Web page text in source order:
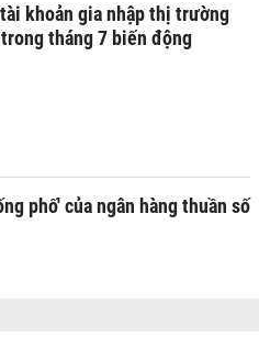
khoản gia nhập thị trường
tháng 7 biến động
phố' của ngân hàng thuần số